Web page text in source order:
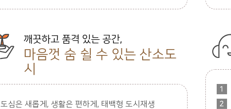
깨끗하고 품격 있는 공간,
마음껏 숨 쉴 수 있는 산소도
시
도심은 새롭게, 생활은 편하게, 태백형 도시재생